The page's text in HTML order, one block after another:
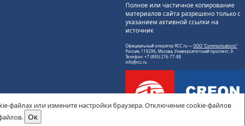
Полное или частичное копирование
материалов сайта разрешено только с
указанием активной ссылки на
источник
Официальный оператор RCC.ru —ООО "Communicationz"
Россия, 119296, Москва, Университетский проспект, 9
Телефон: +7 (495) 276-77-88
info@rcc.ru
файлах или измените настройки браузера. Отключение cookie-файлов